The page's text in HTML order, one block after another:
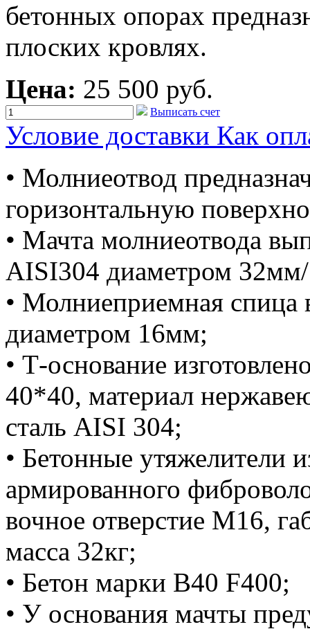
бетонных опорах
плоских кровлях.
Цена: 25 500 руб.
Выписать счет
Условие доставки Как
• Молниеотвод
горизонтальную
• Мачта молниеотвода
AISI304 диаметром
• Молниеприемная спица
диаметром 16мм;
• Т-основание
40*40, материал
сталь AISI 304;
• Бетонные утяжелители
армированного
вочное отверстие М16,
масса 32кг;
• Бетон марки B40 F400;
• У основания мачты